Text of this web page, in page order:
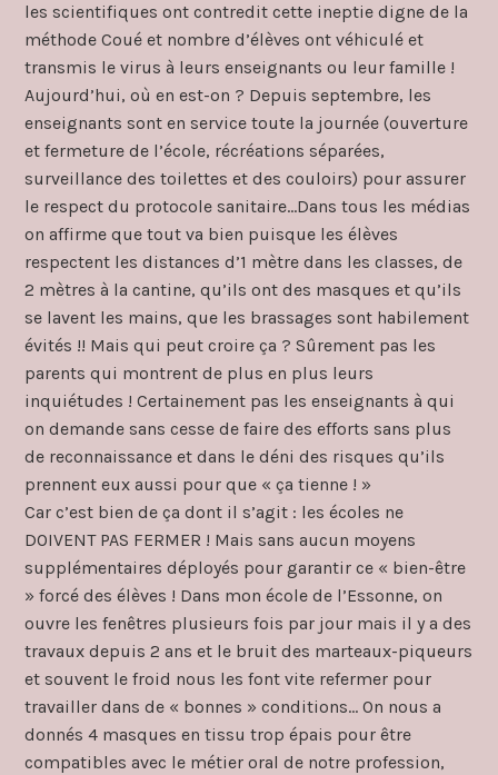
les scientifiques ont contredit cette ineptie digne de la
méthode Coué et nombre d’élèves ont véhiculé et
transmis le virus à leurs enseignants ou leur famille !
Aujourd’hui, où en est-on ? Depuis septembre, les
enseignants sont en service toute la journée (ouverture
et fermeture de l’école, récréations séparées,
surveillance des toilettes et des couloirs) pour assurer
le respect du protocole sanitaire…Dans tous les médias
on affirme que tout va bien puisque les élèves
respectent les distances d’1 mètre dans les classes, de
2 mètres à la cantine, qu’ils ont des masques et qu’ils
se lavent les mains, que les brassages sont habilement
évités !! Mais qui peut croire ça ? Sûrement pas les
parents qui montrent de plus en plus leurs
inquiétudes ! Certainement pas les enseignants à qui
on demande sans cesse de faire des efforts sans plus
de reconnaissance et dans le déni des risques qu’ils
prennent eux aussi pour que « ça tienne ! »
Car c’est bien de ça dont il s’agit : les écoles ne
DOIVENT PAS FERMER ! Mais sans aucun moyens
supplémentaires déployés pour garantir ce « bien-être
» forcé des élèves ! Dans mon école de l’Essonne, on
ouvre les fenêtres plusieurs fois par jour mais il y a des
travaux depuis 2 ans et le bruit des marteaux-piqueurs
et souvent le froid nous les font vite refermer pour
travailler dans de « bonnes » conditions… On nous a
donnés 4 masques en tissu trop épais pour être
compatibles avec le métier oral de notre profession,